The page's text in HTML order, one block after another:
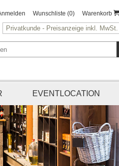
Wunschliste (0) Warenkorb
EVENTLOCATION